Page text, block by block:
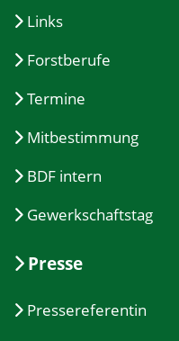
Links
Forstberufe
Termine
Mitbestimmung
BDF intern
Gewerkschaftstag
Presse
Pressereferentin